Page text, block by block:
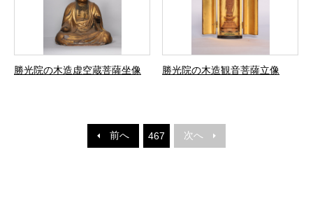
勝光院の木造虚空蔵菩薩坐像 勝光院の木造観音菩薩立像
前へ 467 次へ